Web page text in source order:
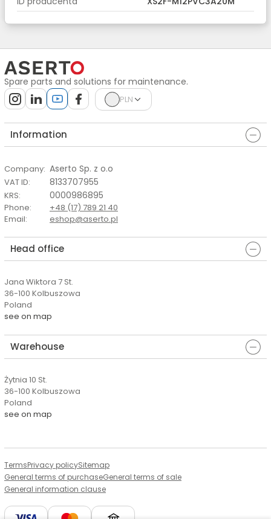
Spare parts and solutions for maintenance.
PLN
Information
Company: Aserto Sp. z o.o
VAT ID: 8133707955
KRS: 0000986895
Phone:
+48 (17) 789 21 40
Email: eshop@aserto.pl
Head office
Jana Wiktora 7 St.
36-100 Kolbuszowa
Poland
see on map
Warehouse
Żytnia 10 St.
36-100 Kolbuszowa
Poland
see on map
TermsPrivacy policySitemap
General terms of purchaseGeneral terms of sale
General information clause